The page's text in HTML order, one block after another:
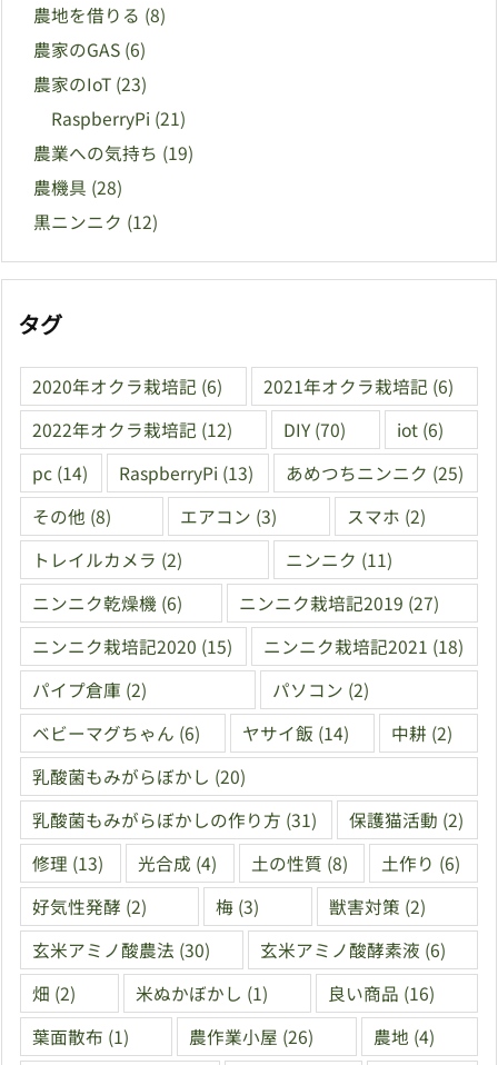
農地を借りる (8)
農家のGAS (6)
農家のIoT (23)
RaspberryPi (21)
農業への気持ち (19)
農機具 (28)
黒ニンニク (12)
タグ
2020年オクラ栽培記 (6) 2021年オクラ栽培記 (6)
2022年オクラ栽培記 (12) DIY (70) iot (6)
pc (14) RaspberryPi (13) あめつちニンニク (25)
その他 (8) エアコン (3) スマホ (2)
トレイルカメラ (2) ニンニク (11)
ニンニク乾燥機 (6) ニンニク栽培記2019 (27)
ニンニク栽培記2020 (15) ニンニク栽培記2021 (18)
パイプ倉庫 (2) パソコン (2)
ベビーマグちゃん (6) ヤサイ飯 (14) 中耕 (2)
乳酸菌もみがらぼかし (20)
乳酸菌もみがらぼかしの作り方 (31) 保護猫活動 (2)
修理 (13) 光合成 (4) 土の性質 (8) 土作り (6)
好気性発酵 (2) 梅 (3) 獣害対策 (2)
玄米アミノ酸農法 (30) 玄米アミノ酸酵素液 (6)
畑 (2) 米ぬかぼかし (1) 良い商品 (16)
葉面散布 (1) 農作業小屋 (26) 農地 (4)